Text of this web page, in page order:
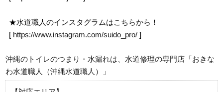
★水道職人のインスタグラムはこちらから！
[ https://www.instagram.com/suido_pro/ ]
沖縄のトイレのつまり・水漏れは、水道修理の専門店「おきな
わ水道職人（沖縄水道職人）」